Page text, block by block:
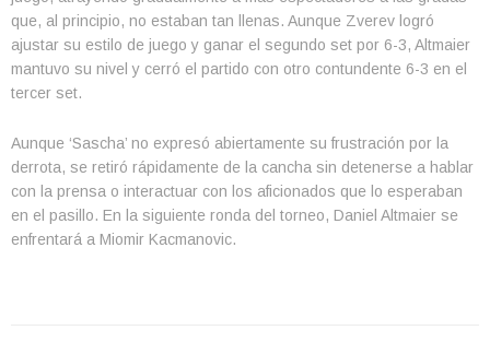
que, al principio, no estaban tan llenas. Aunque Zverev logró
ajustar su estilo de juego y ganar el segundo set por 6-3, Altmaier
mantuvo su nivel y cerró el partido con otro contundente 6-3 en el
tercer set.
Aunque ‘Sascha’ no expresó abiertamente su frustración por la
derrota, se retiró rápidamente de la cancha sin detenerse a hablar
con la prensa o interactuar con los aficionados que lo esperaban
en el pasillo. En la siguiente ronda del torneo, Daniel Altmaier se
enfrentará a Miomir Kacmanovic.